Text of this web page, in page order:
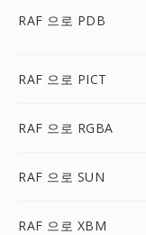
RAF 으로 PDB
RAF 으로 PICT
RAF 으로 RGBA
RAF 으로 SUN
RAF 으로 XBM